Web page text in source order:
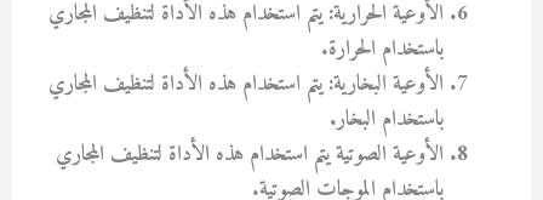
الأوعية الحرارية: يتم استخدام هذه الأداة لتنظيف المجاري
باستخدام الحرارة.
الأوعية البخارية: يتم استخدام هذه الأداة لتنظيف المجاري
باستخدام البخار.
الأوعية الصوتية يتم استخدام هذه الأداة لتنظيف المجاري
باستخدام الموجات الصوتية.